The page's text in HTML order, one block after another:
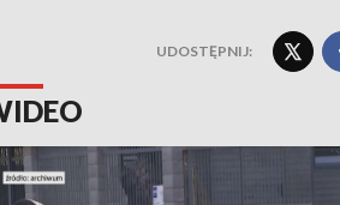
UDOSTĘPNIJ: